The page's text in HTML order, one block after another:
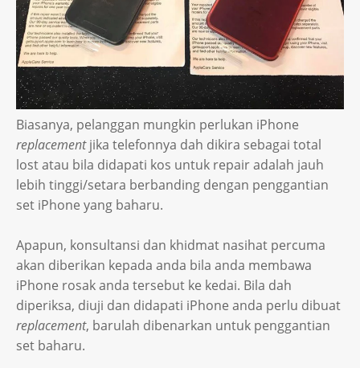
Biasanya, pelanggan mungkin perlukan iPhone
replacementjika telefonnya dah dikira sebagai total
lost atau bila didapati kos untuk repair adalah jauh
lebih tinggi/setara berbanding dengan penggantian
set iPhone yang baharu.
Apapun, konsultansi dan khidmat nasihat percuma
akan diberikan kepada anda bila anda membawa
iPhone rosak anda tersebut ke kedai. Bila dah
diperiksa, diuji dan didapati iPhone anda perlu dibuat
replacement, barulah dibenarkan untuk penggantian
set baharu.